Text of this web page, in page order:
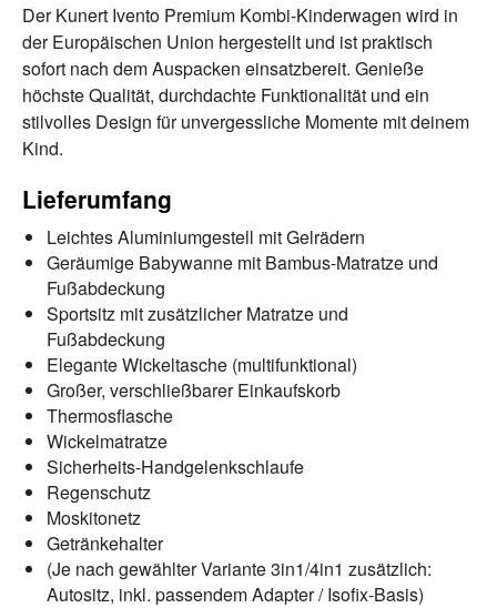
Der Kunert Ivento Premium Kombi-Kinderwagen wird in
der Europäischen Union hergestellt und ist praktisch
sofort nach dem Auspacken einsatzbereit. Genieße
höchste Qualität, durchdachte Funktionalität und ein
stilvolles Design für unvergessliche Momente mit deinem
Kind.
Lieferumfang
Leichtes Aluminiumgestell mit Gelrädern
Geräumige Babywanne mit Bambus-Matratze und
Fußabdeckung
Sportsitz mit zusätzlicher Matratze und
Fußabdeckung
Elegante Wickeltasche (multifunktional)
Großer, verschließbarer Einkaufskorb
Thermosflasche
Wickelmatratze
Sicherheits-Handgelenkschlaufe
Regenschutz
Moskitonetz
Getränkehalter
(Je nach gewählter Variante 3in1/4in1 zusätzlich:
Autositz, inkl. passendem Adapter / Isofix-Basis)